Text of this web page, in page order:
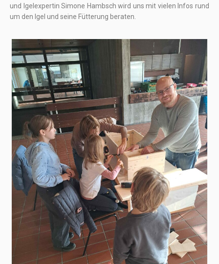
und Igelexpertin Simone Hambsch wird uns mit vielen Infos rund
um den Igel und seine Fütterung beraten.